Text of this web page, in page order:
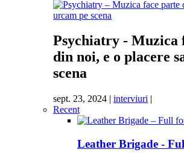
Psychiatry - Muzica
din noi, e o placere
scena
sept. 23, 2024 | interviuri |
Recent
Leather Brigade -